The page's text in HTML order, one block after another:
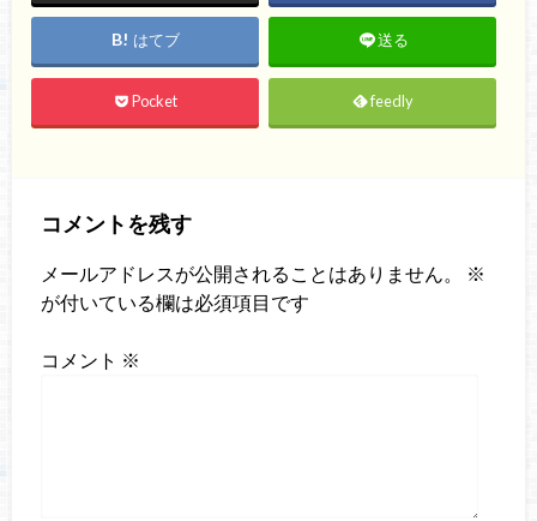
はてブ 送る
Pocket feedly
コメントを残す
メールアドレスが公開されることはありません。
※
が付いている欄は必須項目です
コメント ※